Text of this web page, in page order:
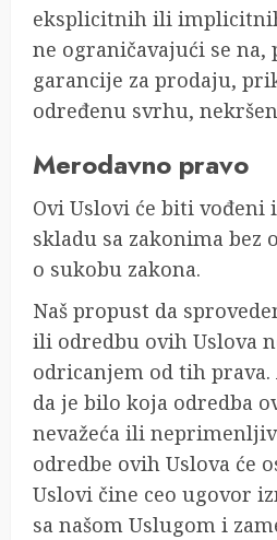
eksplicitnih ili
ne ograničavajući se na,
garancije za prodaju,
određenu svrhu,
Merodavno pravo
Ovi Uslovi će biti vođeni
skladu sa zakonima bez
o sukobu zakona.
Naš propust da
ili odredbu ovih Uslova
odricanjem od tih
da je bilo koja odredba
nevažeća ili
odredbe ovih Uslova će
Uslovi čine ceo ugovor
sa našom Uslugom i